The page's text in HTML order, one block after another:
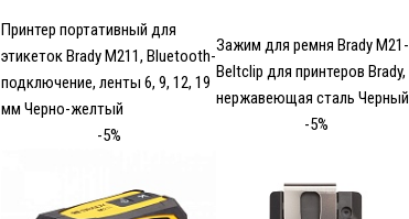
Принтер портативный для
этикеток Brady M211, Bluetooth-
подключение, ленты 6, 9, 12, 19
мм Черно-желтый
-5%
Зажим для ремня Brady M21-
Beltclip для принтеров Brady,
нержавеющая сталь Черный
-5%